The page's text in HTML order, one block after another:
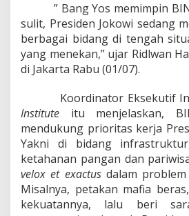
a
t
a
n
4
u
n
g
s
i
B
I
N
” Bang Yos memimpin BIN
sulit, Presiden Jokowi sedang
berbagai bidang di tengah
yang menekan,” ujar Ridlwan
di Jakarta Rabu (01/07).
Koordinator Eksekutif
Institute itu menjelaskan,
mendukung prioritas kerja
Yakni di bidang
ketahanan pangan dan
velox et exactusdalam problem
Misalnya, petakan mafia
kekuatannya, lalu beri